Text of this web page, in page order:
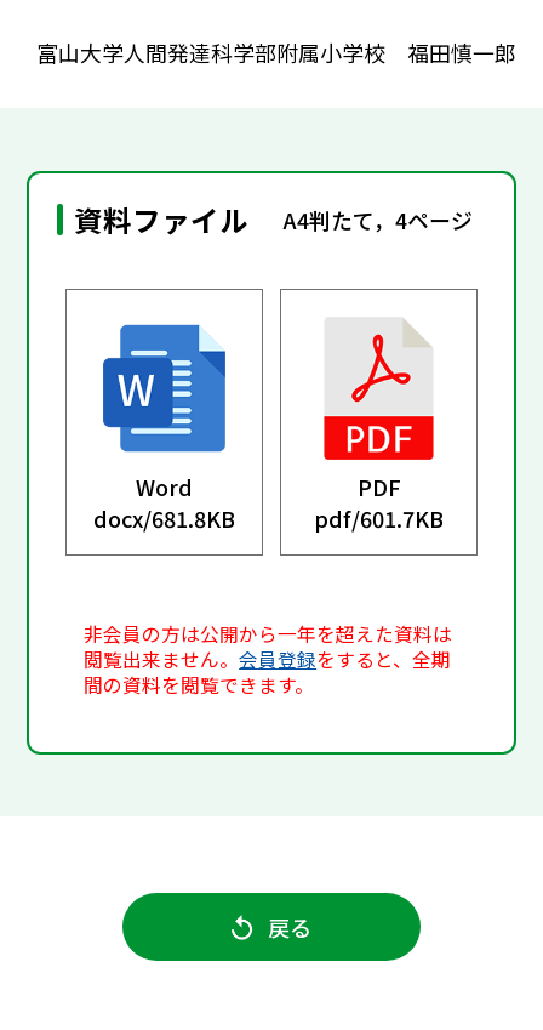
富山大学人間発達科学部附属小学校 福田慎一郎
資料ファイル A4判たて，4ページ
Word
docx/681.8KB
PDF
pdf/601.7KB
非会員の方は公開から一年を超えた資料は
閲覧出来ません。会員登録をすると、全期
間の資料を閲覧できます。
戻る